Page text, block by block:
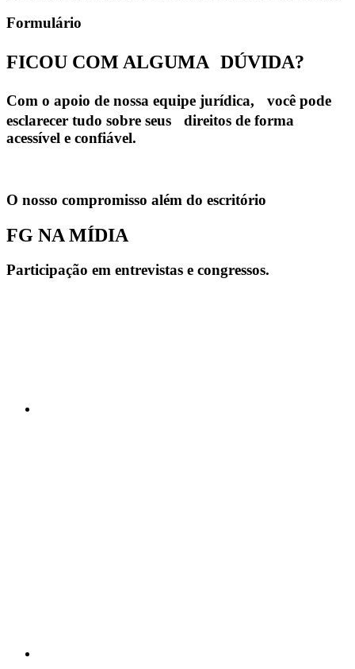
Formulário
FICOU COM ALGUMA DÚVIDA?
Com o apoio de nossa equipe jurídica, você pode
esclarecer tudo sobre seus direitos de forma
acessível e confiável.
O nosso compromisso além do escritório
FG NA MÍDIA
Participação em entrevistas e congressos.